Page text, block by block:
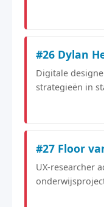
#26 Dylan
Digitale
strategieën in
#27 Floor
UX-researcher